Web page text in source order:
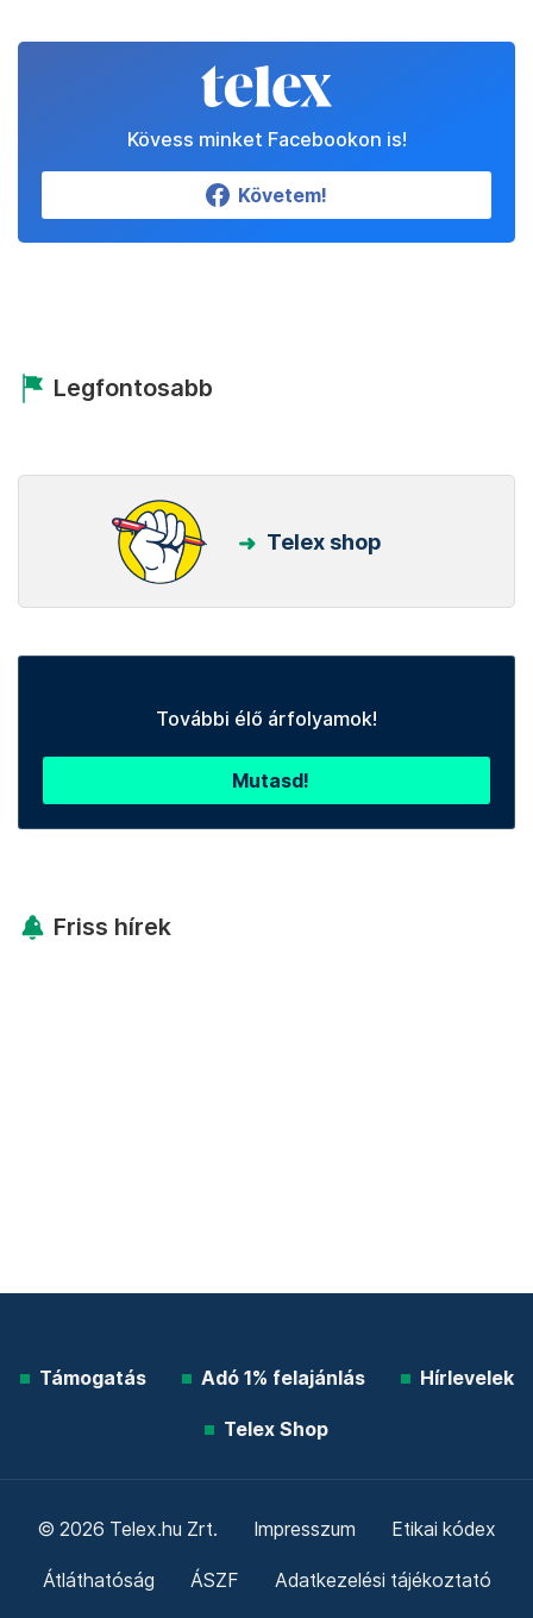
Kövess minket Facebookon is!
Követem!
Legfontosabb
Telex shop
További élő árfolyamok!
Mutasd!
Friss hírek
Támogatás Adó 1% felajánlás Hírlevelek
Telex Shop
© 2026 Telex.hu Zrt. Impresszum Etikai kódex
Átláthatóság ÁSZF Adatkezelési tájékoztató